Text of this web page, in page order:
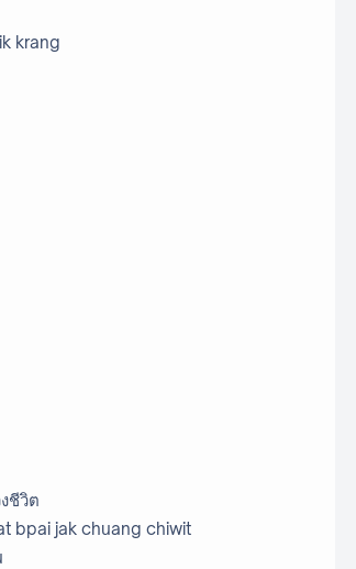
krang
ชีวิต
bpai jak chuang chiwit